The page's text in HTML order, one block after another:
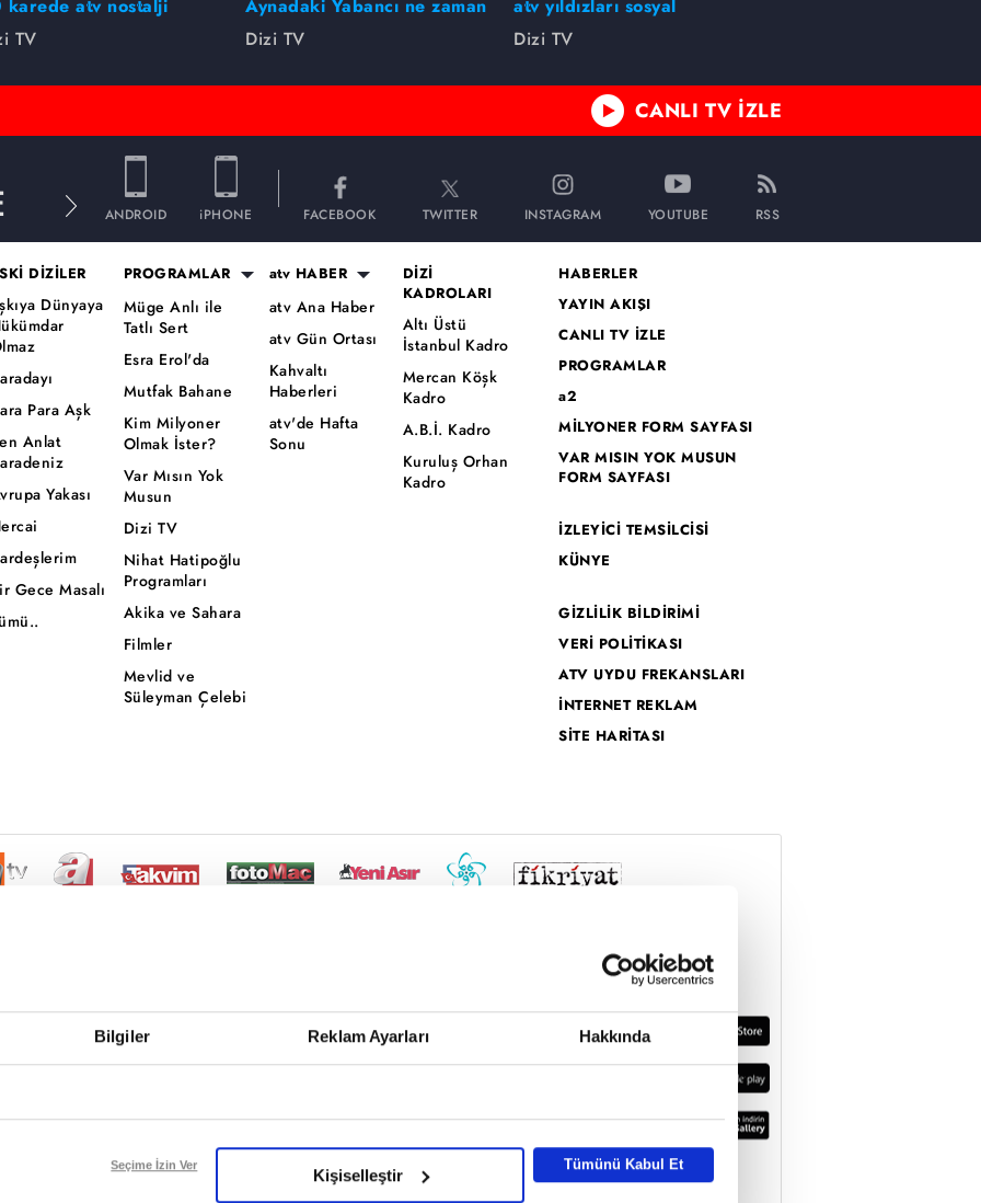
Bilgiler Reklam Ayarları Hakkında
Seçime İzin Ver
Kişiselleştir
Tümünü Kabul Et
karede atv nostalji
TV
Aynadaki Yabancı ne zaman
başlayacak?
Dizi TV
atv yıldızları sosyal
medyada neler paylaştı?
Dizi TV
CANLI TV İZLE
ANDROID iPHONE FACEBOOK TWITTER INSTAGRAM YOUTUBE RSS
DİZİLER
Dünyaya
Para Aşk
Anlat
Yakası
Gece Masalı
PROGRAMLAR
Müge Anlı ile
Tatlı Sert
Esra Erol'da
Mutfak Bahane
Kim Milyoner
Olmak İster?
Var Mısın Yok
Musun
Dizi TV
Nihat Hatipoğlu
Programları
Akika ve Sahara
Filmler
Mevlid ve
Süleyman Çelebi
atv HABER
atv Ana Haber
atv Gün Ortası
Kahvaltı
Haberleri
atv'de Hafta
Sonu
DİZİ
KADROLARI
Altı Üstü
İstanbul Kadro
Mercan Köşk
Kadro
A.B.İ. Kadro
Kuruluş Orhan
Kadro
HABERLER
YAYIN AKIŞI
CANLI TV İZLE
PROGRAMLAR
a2
MİLYONER FORM SAYFASI
VAR MISIN YOK MUSUN
FORM SAYFASI
İZLEYİCİ TEMSİLCİSİ
KÜNYE
GİZLİLİK BİLDİRİMİ
VERİ POLİTİKASI
ATV UYDU FREKANSLARI
İNTERNET REKLAM
SİTE HARİTASI